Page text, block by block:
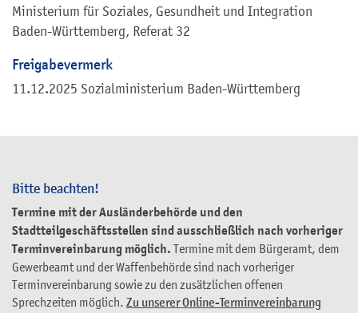
Bitte beachten!
Termine mit der Ausländerbehörde und den
Stadtteilgeschäftsstellen sind ausschließlich nach vorheriger
Terminvereinbarung möglich. Termine mit dem Bürgeramt, dem
Gewerbeamt und der Waffenbehörde sind nach vorheriger
Terminvereinbarung sowie zu den zusätzlichen offenen
Sprechzeiten möglich. Zu unserer Online-Terminvereinbarung
Ministerium für Soziales, Gesundheit und Integration
Baden-Württemberg, Referat 32
Freigabevermerk
11.12.2025 Sozialministerium Baden-Württemberg